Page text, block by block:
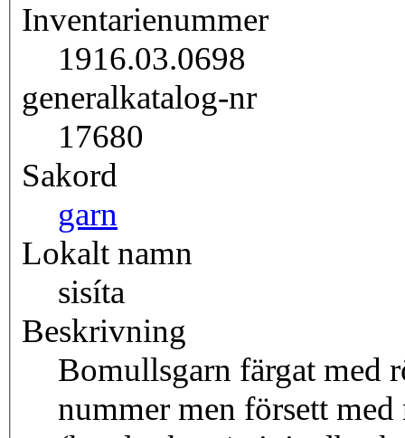
Inventarienummer
1916.03.0698
generalkatalog-nr
17680
Sakord
garn
Lokalt namn
sisíta
Beskrivning
Bomullsgarn färgat med
nummer men försett